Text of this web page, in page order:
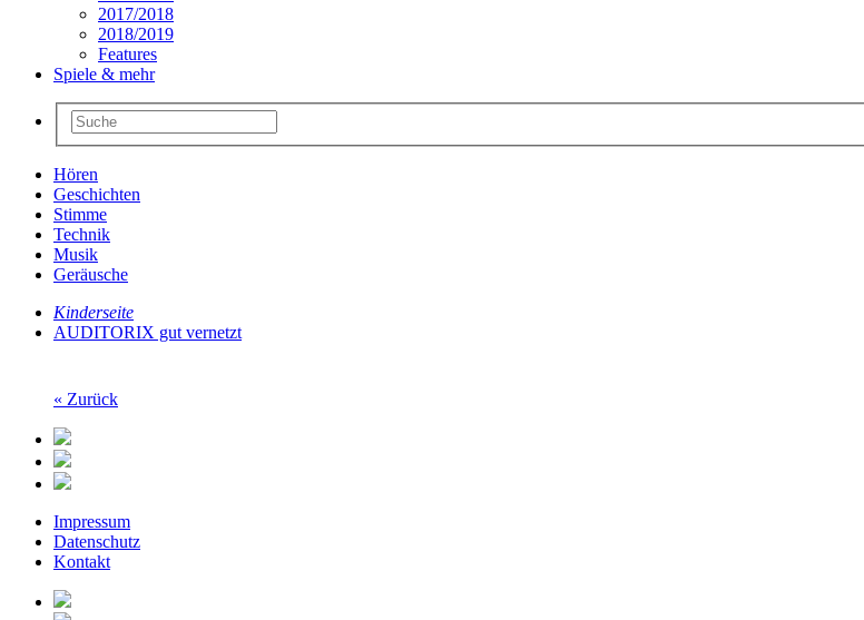
2017/2018
2018/2019
Features
Spiele & mehr
Hören
Geschichten
Stimme
Technik
Musik
Geräusche
Kinderseite
AUDITORIX gut vernetzt
« Zurück
Impressum
Datenschutz
Kontakt